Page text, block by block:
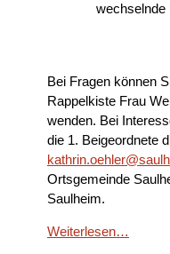
wechselnde
Bei Fragen können
Rappelkiste Frau
wenden. Bei
die 1. Beigeordnete
Ortsgemeinde
Saulheim.
Weiterlesen…